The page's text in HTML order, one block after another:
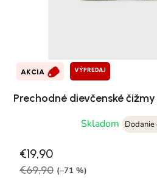
AKCIA VÝPREDAJ
Prechodné dievčenské
Skladom
€19,90
€69,90 (–71 %)